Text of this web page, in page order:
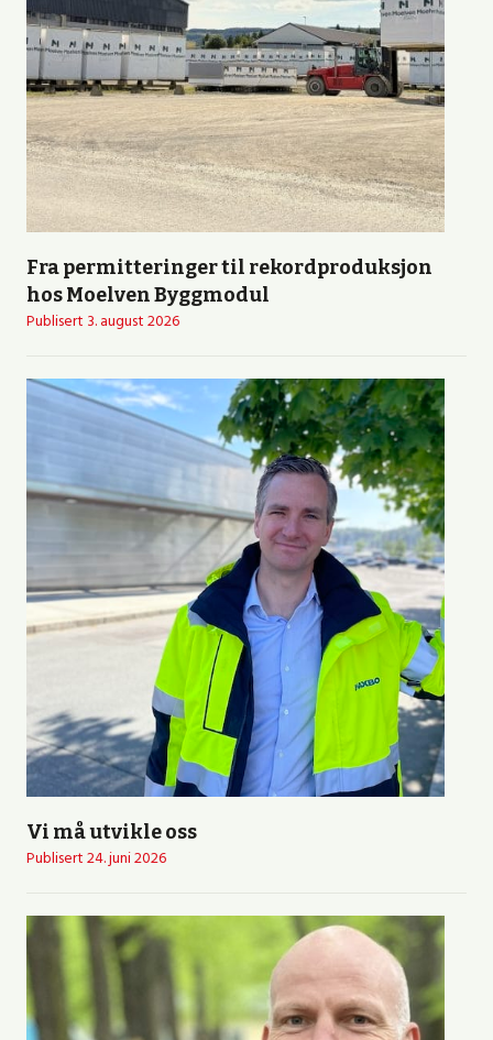
Fra permitteringer til rekordproduksjon
hos Moelven Byggmodul
Publisert 3. august 2026
Vi må utvikle oss
Publisert24. juni 2026